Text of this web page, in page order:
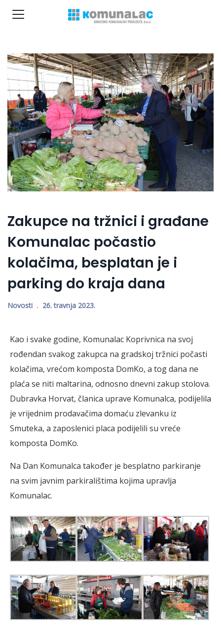
Zakupce na tržnici i građane
Komunalac počastio
kolačima, besplatan je i
parking do kraja dana
Novosti 26. travnja 2023.
Kao i svake godine, Komunalac Koprivnica na svoj
rođendan svakog zakupca na gradskoj tržnici počasti
kolačima, vrećom komposta DomKo, a tog dana ne
plaća se niti maltarina, odnosno dnevni zakup stolova.
Dubravka Horvat, članica uprave Komunalca, podijelila
je vrijednim prodavačima domaću zlevanku iz
Smuteka, a zaposlenici placa podijelili su vreće
komposta DomKo.
Na Dan Komunalca također je besplatno parkiranje
na svim javnim parkiralištima kojima upravlja
Komunalac.